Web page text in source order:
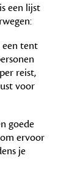
een lijst
een tent
reist,
voor
goede
ervoor
je